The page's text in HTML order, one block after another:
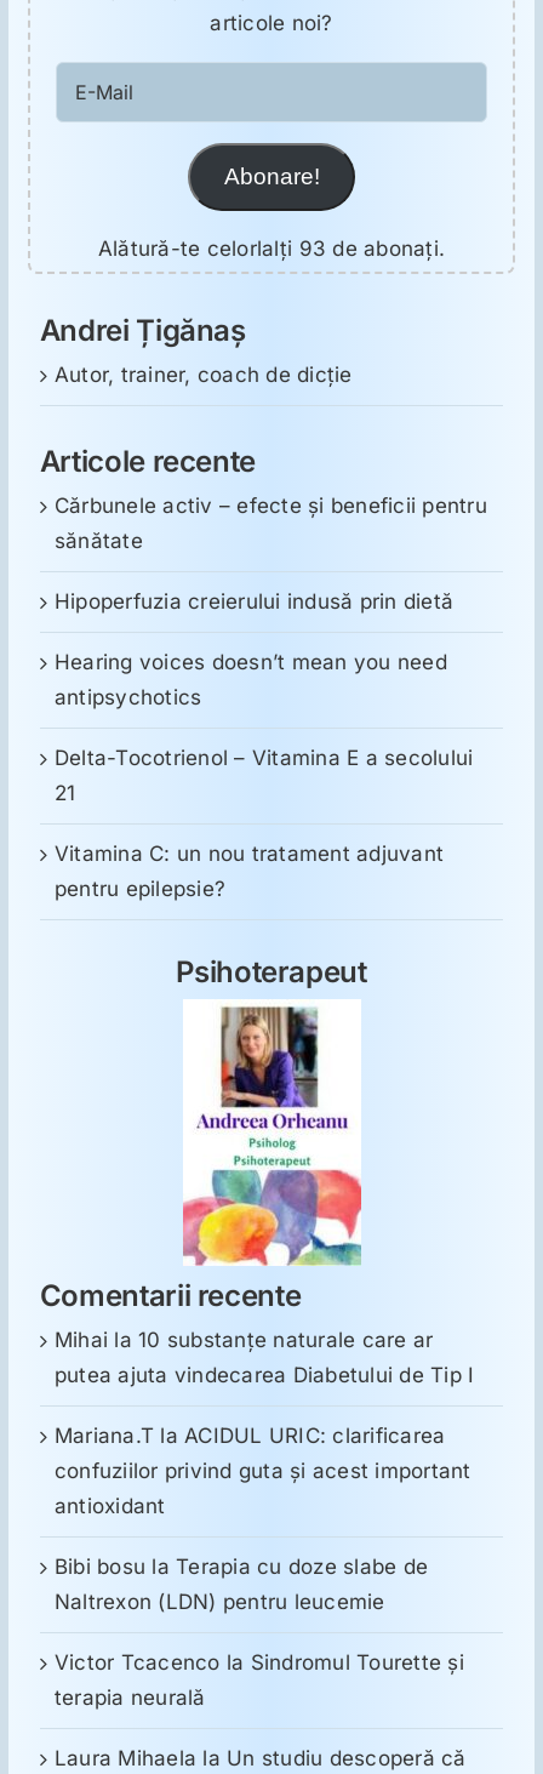
articole noi?
Mail
Abonare!
Alătură-te celorlalți 93 de abonați.
Andrei Țigănaș
Autor, trainer, coach de dicție
Articole recente
Cărbunele activ – efecte și beneficii pentru
sănătate
Hipoperfuzia creierului indusă prin dietă
Hearing voices doesn’t mean you need
antipsychotics
Delta-Tocotrienol – Vitamina E a secolului
21
Vitamina C: un nou tratament adjuvant
pentru epilepsie?
Psihoterapeut
Comentarii recente
Mihai la10 substanţe naturale care ar
putea ajuta vindecarea Diabetului de Tip I
Mariana.T la ACIDUL URIC: clarificarea
confuziilor privind guta și acest important
antioxidant
Bibi bosu laTerapia cu doze slabe de
Naltrexon (LDN) pentru leucemie
Victor Tcacenco la Sindromul Tourette şi
terapia neurală
Laura Mihaela la Un studiu descoperă că